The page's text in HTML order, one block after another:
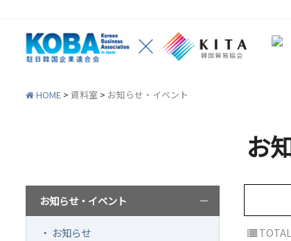
ご挨拶
設立目的/沿革
HOME > 資料室 > お知らせ・イベント
お知らせ・イベント
・ お知らせ
お